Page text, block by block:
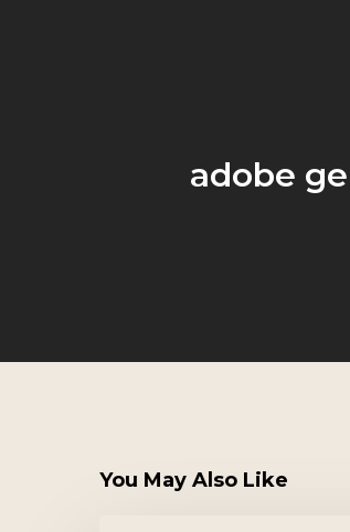
adobe
You May Also Like